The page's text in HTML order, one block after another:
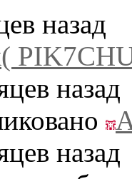
назад
назад
назад